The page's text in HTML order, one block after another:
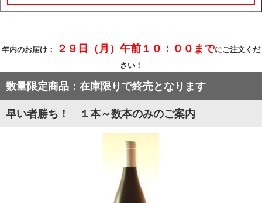
年内のお届け： ２９日（月）午前１０：００までにご注文くだ
さい！
数量限定商品：在庫限りで終売となります
早い者勝ち！ １本～数本のみのご案内